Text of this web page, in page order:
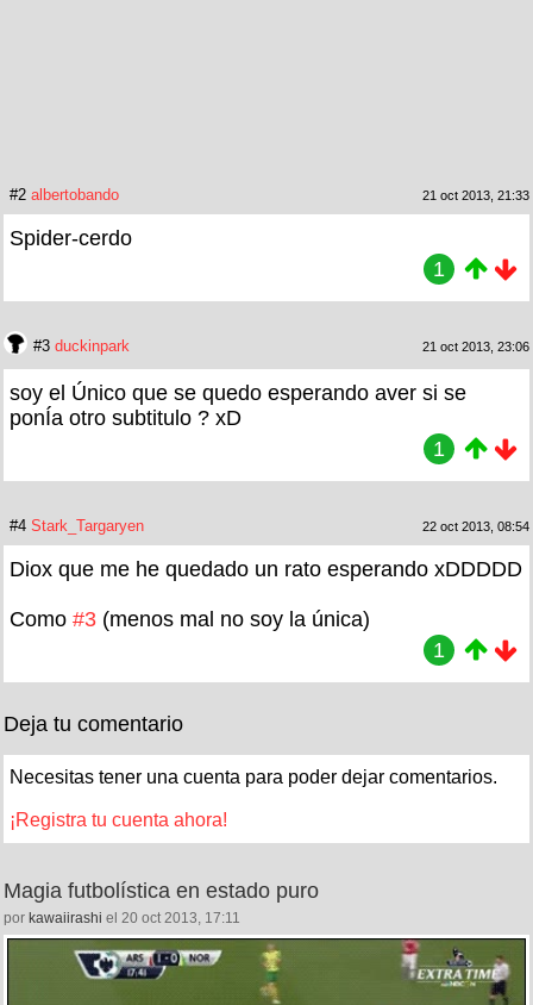
#2 albertobando 21 oct 2013, 21:33
Spider-cerdo
1
#3 duckinpark 21 oct 2013, 23:06
soy el Único que se quedo esperando aver si se
ponÍa otro subtitulo ? xD
1
#4 Stark_Targaryen 22 oct 2013, 08:54
Diox que me he quedado un rato esperando xDDDDD
Como #3 (menos mal no soy la única)
1
Deja tu comentario
Necesitas tener una cuenta para poder dejar comentarios.
¡Registra tu cuenta ahora!
Magia futbolística en estado puro
por kawaiirashi el 20 oct 2013, 17:11